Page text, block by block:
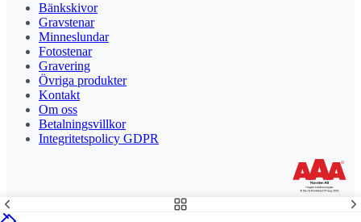
Bänkskivor
Gravstenar
Minneslundar
Fotostenar
Gravering
Övriga produkter
Kontakt
Om oss
Betalningsvillkor
Integritetspolicy GDPR
Stolt leverantör och delägare till Steny AB